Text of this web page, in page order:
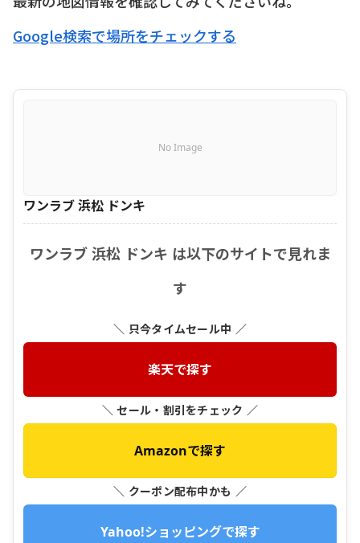
Google検索で場所をチェックする
No Image
ワンラブ 浜松 ドンキ
ワンラブ 浜松 ドンキ は以下のサイトで見れま
す
＼ 只今タイムセール中 ／
楽天で探す
＼ セール・割引をチェック ／
Amazonで探す
＼ クーポン配布中かも ／
Yahoo!ショッピングで探す